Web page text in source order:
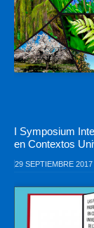
I Symposium
en Contextos
29 SEPTIEMBRE 2017